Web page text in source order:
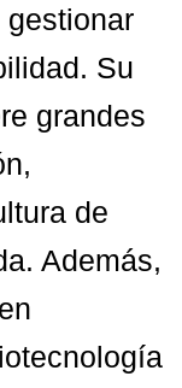
Su
grandes
de
Además,